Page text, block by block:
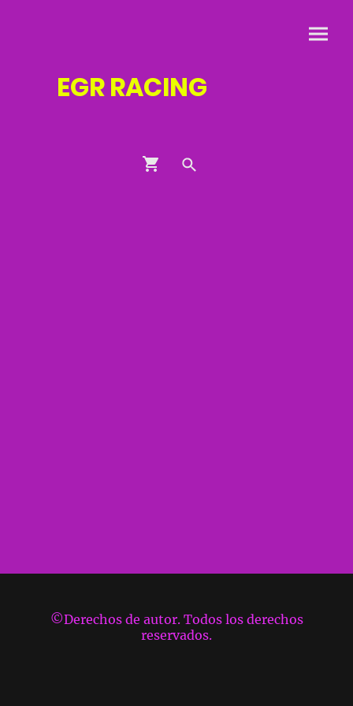
EGRRACING
©Derechos de autor. Todos los derechos
reservados.